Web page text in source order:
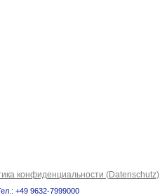
конфиденциальности (Datenschutz)
+49 9632-7999000